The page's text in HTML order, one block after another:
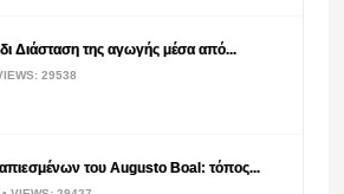
Διάσταση της αγωγής μέσα από...
29538
του Augusto Boal: τόπος...